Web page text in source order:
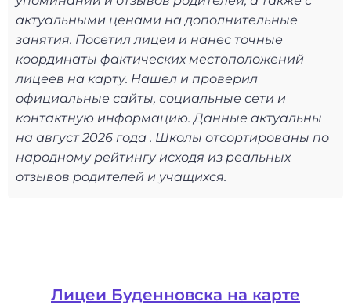
актуальными ценами на дополнительные
занятия. Посетил лицеи и нанес точные
координаты фактических местоположений
лицеев на карту. Нашел и проверил
официальные сайты, социальные сети и
контактную информацию. Данные актуальны
на август 2026 года . Школы отсортированы по
народному рейтингу исходя из реальных
отзывов родителей и учащихся.
Лицеи Буденновска на карте